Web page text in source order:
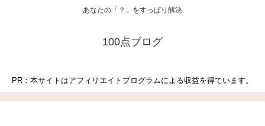
あなたの「？」をすっぱり解決
100点ブログ
PR：本サイトはアフィリエイトプログラムによる収益を得ています。